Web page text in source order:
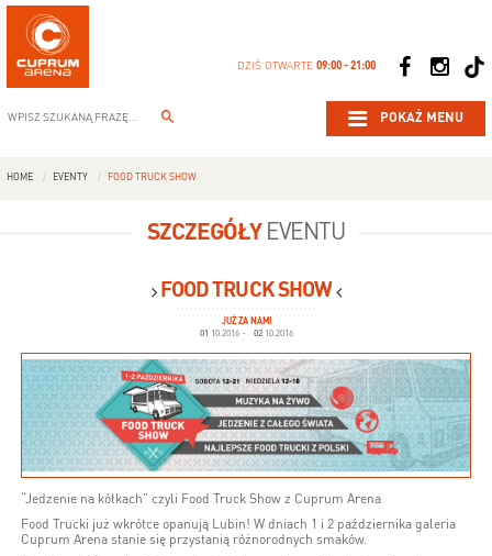
DZIŚ OTWARTE09:00 - 21:00
POKAŻ MENU
HOME EVENTY FOOD TRUCK SHOW
SZCZEGÓŁYEVENTU
FOOD TRUCK SHOW
JUŻ ZA NAMI
01
10.2016 - 0210.2016
“Jedzenie na kółkach” czyli Food Truck Show z Cuprum Arena
Food Trucki już wkrótce opanują Lubin! W dniach 1 i 2 października galeria
Cuprum Arena stanie się przystanią różnorodnych smaków.